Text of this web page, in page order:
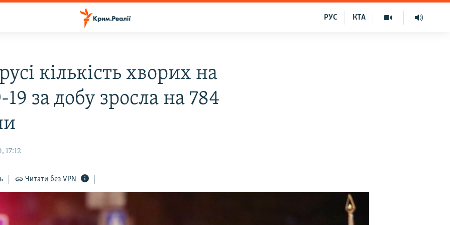
КТА
РУС
кількість хворих на
19 за добу зросла на 784
17:12
Читати без VPN